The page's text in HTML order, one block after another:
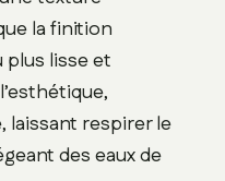
la finition
lisse et
laissant respirer le
des eaux de